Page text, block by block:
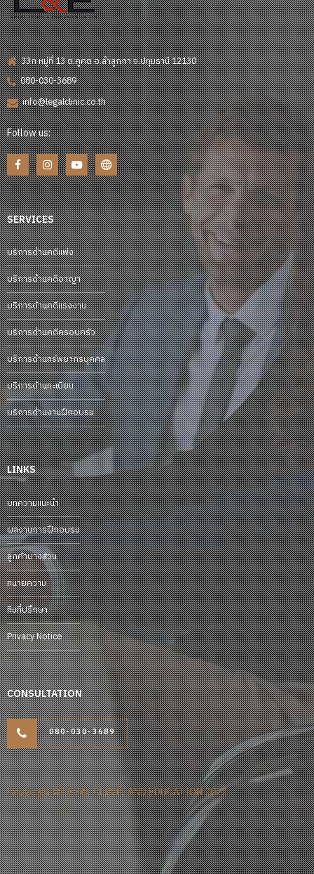
33ก หมู่ที่ 13 ต.คูคต อ.ลำลูกกา จ.ปทุมธานี 12130
080-030-3689
info@legalclinic.co.th
Follow us:
SERVICES
บริการด้านคดีแพ่ง
บริการด้านคดีอาญา
บริการด้านคดีแรงงาน
บริการด้านคดีครอบครัว
บริการด้านทรัพยากรบุคคล
บริการด้านทะเบียน
บริการด้านงานฝึกอบรม
LINKS
บทความแนะนำ
ผลงานการฝึกอบรม
ลูกค้าบางส่วน
ทนายความ
ทีมที่ปรึกษา
Privacy Notice
CONSULTATION
080-030-3689
Copyright © LEGAL CLINIC AND EDUCATION 2022